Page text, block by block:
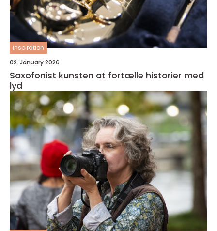
inspiration
02. January 2026
Saxofonist kunsten at fortælle historier med
lyd